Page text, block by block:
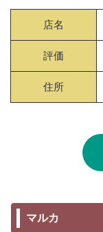
店名
評価
住所
マルカ